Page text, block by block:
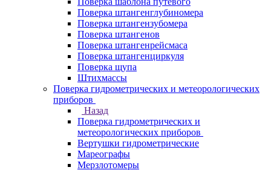
Поверка штангенглубиномера
Поверка штангензубомера
Поверка штангенов
Поверка штангенрейсмаса
Поверка штангенциркуля
Поверка щупа
Штихмассы
Поверка гидрометрических и метеорологических
приборов
Назад
Поверка гидрометрических и
метеорологических приборов
Вертушки гидрометрические
Мареографы
Мерзлотомеры